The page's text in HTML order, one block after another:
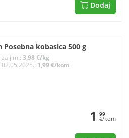
Dodaj
Posebna kobasica 500 g
j.m.: 3,98 €/kg
1,99 €/kom
1 99
€/kom